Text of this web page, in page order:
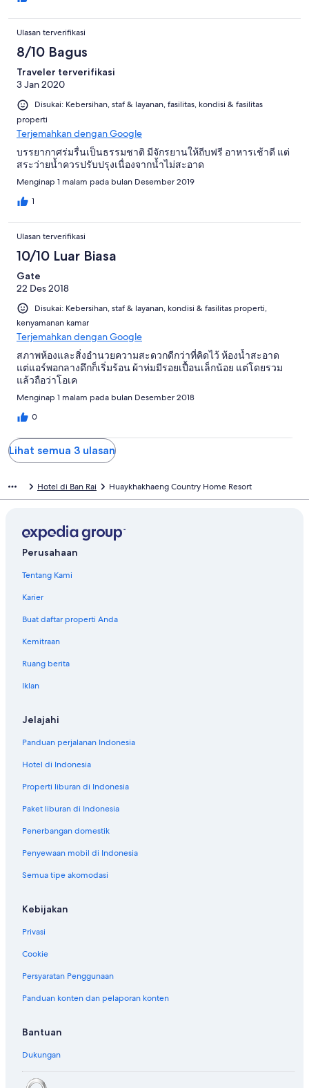
Ulasan terverifikasi
8/10 Bagus
Traveler terverifikasi
3 Jan 2020
Disukai: Kebersihan, staf & layanan, fasilitas, kondisi & fasilitas
properti
Terjemahkan dengan Google
บรรยากาศร่มรื่นเป็นธรรมชาติ มีจักรยานให้ถีบฟรี อาหารเช้าดี แต่
สระว่ายน้ำควรปรับปรุงเนื่องจากน้ำไม่สะอาด
Menginap 1 malam pada bulan Desember 2019
1
Ulasan terverifikasi
10/10 Luar Biasa
Gate
22 Des 2018
Disukai: Kebersihan, staf & layanan, kondisi & fasilitas properti,
kenyamanan kamar
Terjemahkan dengan Google
สภาพห้องและสิ่งอำนวยความสะดวกดีกว่าที่คิดไว้ ห้องน้ำสะอาด
แต่แอร์พอกลางดึกก็เริ่มร้อน ผ้าห่มมีรอยเปื้อนเล็กน้อย แต่โดยรวม
แล้วถือว่าโอเค
Menginap 1 malam pada bulan Desember 2018
0
Lihat semua 3 ulasan
Hotel di Ban Rai Huaykhakhaeng Country Home Resort
Perusahaan
Tentang Kami
Karier
Buat daftar properti Anda
Kemitraan
Ruang berita
Iklan
Jelajahi
Panduan perjalanan Indonesia
Hotel di Indonesia
Properti liburan di Indonesia
Paket liburan di Indonesia
Penerbangan domestik
Penyewaan mobil di Indonesia
Semua tipe akomodasi
Kebijakan
Privasi
Cookie
Persyaratan Penggunaan
Panduan konten dan pelaporan konten
Bantuan
Dukungan